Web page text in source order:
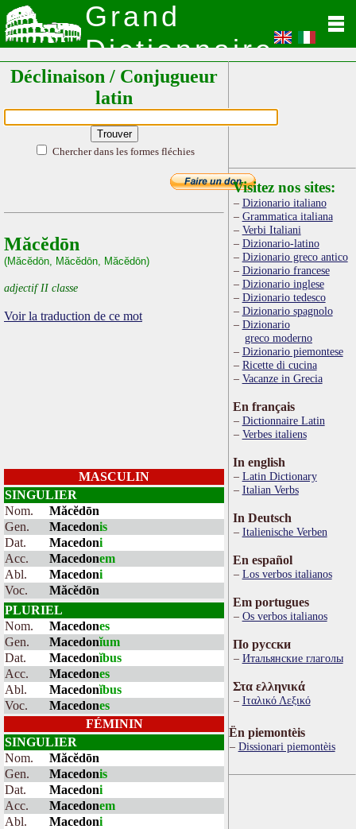
Grand
Dictionnaire
Latin
Déclinaison / Conjugueur
latin
Chercher dans les formes fléchies
Măcĕdōn
(Măcĕdōn, Măcĕdōn, Măcĕdōn)
adjectif II classe
Voir la traduction de ce mot
MASCULIN
SINGULIER
Nom.
Măcĕdōn
Gen.
Macedonis
Dat.
Macedoni
Acc.
Macedonem
Abl.
Macedoni
Voc.
Măcĕdōn
PLURIEL
Nom.
Macedones
Gen.
Macedonĭum
Dat.
Macedonĭbus
Acc.
Macedones
Abl.
Macedonĭbus
Voc.
Macedones
FÉMININ
SINGULIER
Nom.
Măcĕdōn
Gen.
Macedonis
Dat.
Macedoni
Acc.
Macedonem
Abl.
Macedoni
Visitez nos sites:
Dizionario italiano
Grammatica italiana
Verbi Italiani
Dizionario-latino
Dizionario greco antico
Dizionario francese
Dizionario inglese
Dizionario tedesco
Dizionario spagnolo
Dizionario
greco moderno
Dizionario piemontese
Ricette di cucina
Vacanze in Grecia
En français
Dictionnaire Latin
Verbes italiens
In english
Latin Dictionary
Italian Verbs
In Deutsch
Italienische Verben
En español
Los verbos italianos
Em portugues
Os verbos italianos
По русски
Итальянские глаголы
Στα ελληνικά
Ιταλικό Λεξικό
Ën piemontèis
Dissionari piemontèis